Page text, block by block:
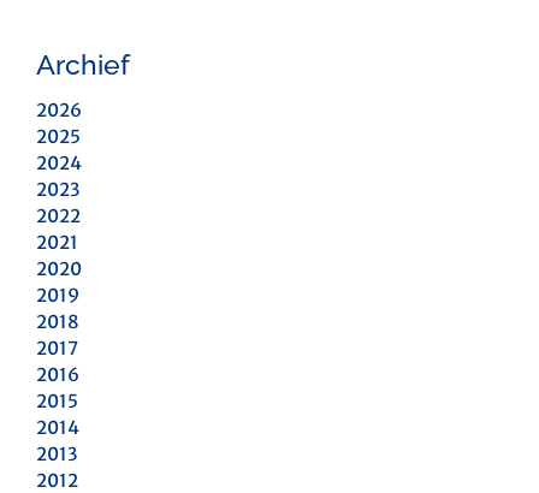
Archief
2026
2025
2024
2023
2022
2021
2020
2019
2018
2017
2016
2015
2014
2013
2012